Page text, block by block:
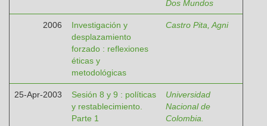
Dos Mundos
2006
Investigación y
desplazamiento
forzado : reflexiones
éticas y
metodológicas
Castro Pita, Agni
25-Apr-2003
Sesión 8 y 9 : políticas
y restablecimiento.
Parte 1
Universidad
Nacional de
Colombia.